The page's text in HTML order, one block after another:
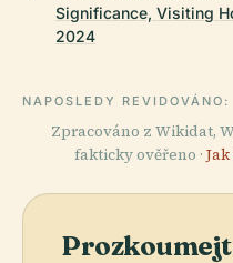
Significance, Visiting
2024
NAPOSLEDY REVIDOVÁNO:
Zpracováno z Wikidat,
fakticky ověřeno ·